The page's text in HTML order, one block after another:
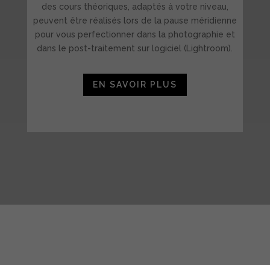
des cours théoriques, adaptés à votre niveau,
peuvent être réalisés lors de la pause méridienne
pour vous perfectionner dans la photographie et
dans le post-traitement sur logiciel (Lightroom).
EN SAVOIR PLUS